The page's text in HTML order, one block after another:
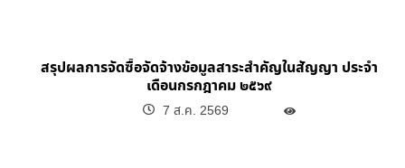
สรุปผลการจัดซื้อจัดจ้างข้อมูลสาระสำคัญในสัญญา ประจำ
เดือนกรกฎาคม ๒๕๖๙
7 ส.ค. 2569